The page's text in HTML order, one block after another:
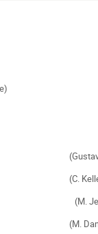
(C.
(M.
(M.